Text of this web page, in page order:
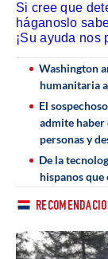
Si cree que
háganoslo
¡Su ayuda nos
Washington
humanitaria
El
admite haber
personas y
De la
hispanos